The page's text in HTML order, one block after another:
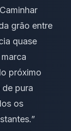
grão entre
quase
próximo
pura
os